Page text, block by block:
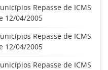
Repasse de ICMS
12/04/2005
Repasse de ICMS
12/04/2005
Repasse de ICMS